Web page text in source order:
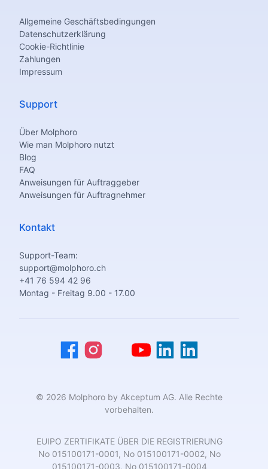
Allgemeine Geschäftsbedingungen
Datenschutzerklärung
Cookie-Richtlinie
Zahlungen
Impressum
Support
Über Molphoro
Wie man Molphoro nutzt
Blog
FAQ
Anweisungen für Auftraggeber
Anweisungen für Auftragnehmer
Kontakt
Support-Team:
support@molphoro.ch
+41 76 594 42 96
Montag - Freitag 9.00 - 17.00
© 2026 Molphoro by Akceptum AG. Alle Rechte
vorbehalten.
EUIPO ZERTIFIKATE ÜBER DIE REGISTRIERUNG
No 015100171-0001, No 015100171-0002, No
015100171-0003, No 015100171-0004